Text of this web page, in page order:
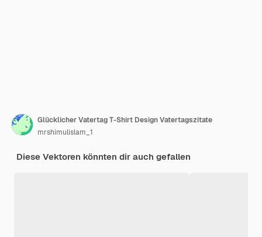
Glücklicher Vatertag T-Shirt Design Vatertagszitate
mrshimulislam_1
Diese Vektoren könnten dir auch gefallen